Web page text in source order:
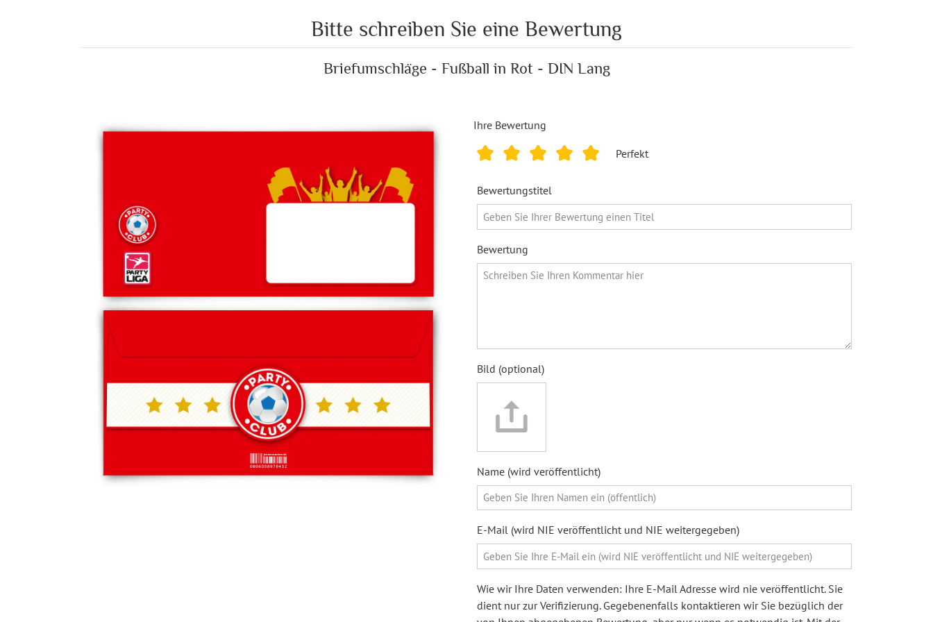
Bitte schreiben Sie eine Bewertung
Briefumschläge - Fußball in Rot - DIN Lang
Ihre Bewertung
Perfekt
Bewertungstitel
Bewertung
Bild (optional)
Name (wird veröffentlicht)
E-Mail (wird NIE veröffentlicht und NIE weitergegeben)
Wie wir Ihre Daten verwenden: Ihre E-Mail Adresse wird nie veröffentlicht. Sie
dient nur zur Verifizierung. Gegebenenfalls kontaktieren wir Sie bezüglich der